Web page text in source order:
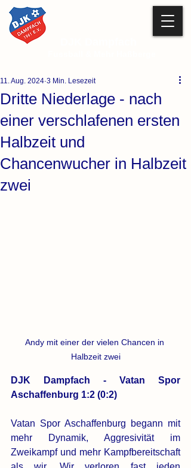
Dritte Niederlage - nach
einer verschlafenen ersten
Halbzeit und
Chancenwucher in Halbzeit
zwei
11. Aug. 2024 3 Min. Lesezeit
Andy mit einer der vielen Chancen in
Halbzeit zwei
DJK Dampfach - Vatan Spor
Aschaffenburg 1:2 (0:2)
Vatan Spor Aschaffenburg begann mit
mehr Dynamik, Aggresivität im
Zweikampf und mehr Kampfbereitschaft